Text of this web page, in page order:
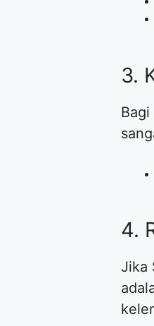
​3.
​4.
​Jika